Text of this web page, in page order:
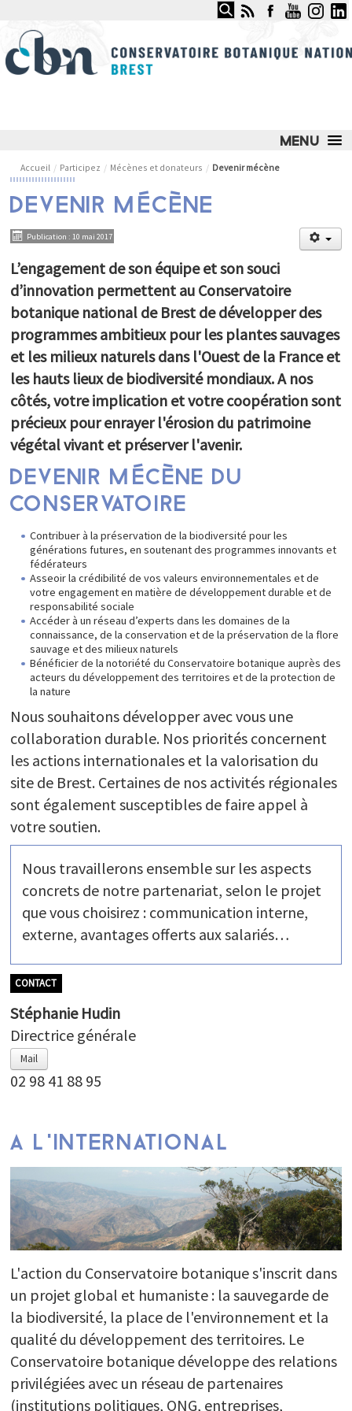
Rechercher
LE CONSERVATOIRE
NOS SERVICES ET COMPÉTENCES
OBSERVATOIRE DES PLANTES SAUVAGES
ESPACE DOCUMENTAIRE
Balades numériques
Enquetes participatives
Réseau des correspondants
Expositions itinérantes
Mécènes et donateurs
L'Arche aux plantes
Accueil / Participez / Mécènes et donateurs / Devenir mécène
DEVENIR MÉCÈNE
Publication : 10 mai 2017
L’engagement de son équipe et son souci
d’innovation permettent au Conservatoire
botanique national de Brest de développer des
programmes ambitieux pour les plantes sauvages
et les milieux naturels dans l'Ouest de la France et
les hauts lieux de biodiversité mondiaux. A nos
côtés, votre implication et votre coopération sont
précieux pour enrayer l'érosion du patrimoine
végétal vivant et préserver l'avenir.
DEVENIR MÉCÈNE DU
CONSERVATOIRE
Contribuer à la préservation de la biodiversité pour les
générations futures, en soutenant des programmes innovants et
fédérateurs
Asseoir la crédibilité de vos valeurs environnementales et de
votre engagement en matière de développement durable et de
responsabilité sociale
Accéder à un réseau d’experts dans les domaines de la
connaissance, de la conservation et de la préservation de la flore
sauvage et des milieux naturels
Bénéficier de la notoriété du Conservatoire botanique auprès des
acteurs du développement des territoires et de la protection de
la nature
Nous souhaitons développer avec vous une
collaboration durable. Nos priorités concernent
les actions internationales et la valorisation du
site de Brest. Certaines de nos activités régionales
sont également susceptibles de faire appel à
votre soutien.
Nous travaillerons ensemble sur les aspects
concrets de notre partenariat, selon le projet
que vous choisirez : communication interne,
externe, avantages offerts aux salariés…
CONTACT
Stéphanie Hudin
Directrice générale
Mail
02 98 41 88 95
A L'INTERNATIONAL
L'action du Conservatoire botanique s'inscrit dans
un projet global et humaniste : la sauvegarde de
la biodiversité, la place de l'environnement et la
qualité du développement des territoires. Le
Conservatoire botanique développe des relations
privilégiées avec un réseau de partenaires
(institutions politiques, ONG, entreprises,